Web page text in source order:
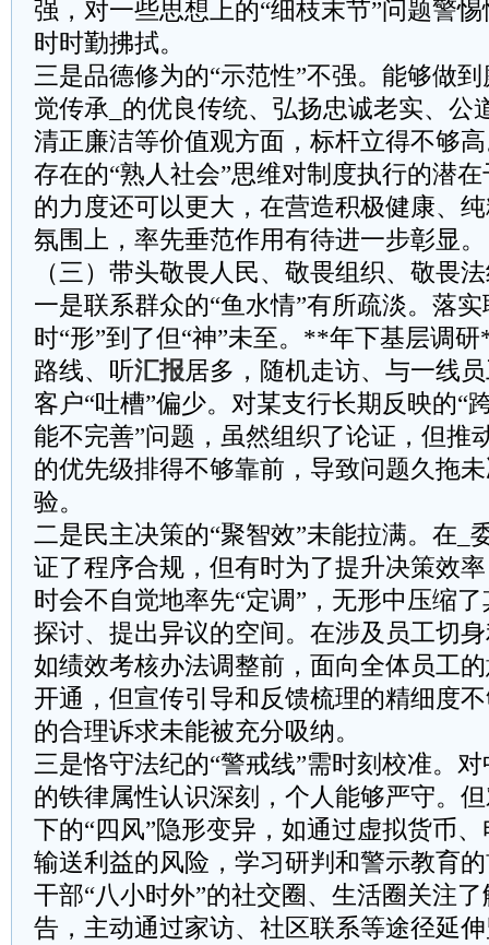
强，对一些思想上的“细枝末节”问题警
时时勤拂拭。
三是品德修为的“示范性”不强。能够做
觉传承_的优良传统、弘扬忠诚老实、公
清正廉洁等价值观方面，标杆立得不够
存在的“熟人社会”思维对制度执行的潜
的力度还可以更大，在营造积极健康、
氛围上，率先垂范作用有待进一步彰显。
（三）带头敬畏人民、敬畏组织、敬畏
一是联系群众的“鱼水情”有所疏淡。落
时“形”到了但“神”未至。**年下基层调
路线、听汇报居多，随机走访、与一线
客户“吐槽”偏少。对某支行长期反映的“
能不完善”问题，虽然组织了论证，但推
的优先级排得不够靠前，导致问题久拖
验。
二是民主决策的“聚智效”未能拉满。在_
证了程序合规，但有时为了提升决策效
时会不自觉地率先“定调”，无形中压缩
探讨、提出异议的空间。在涉及员工切
如绩效考核办法调整前，面向全体员工
开通，但宣传引导和反馈梳理的精细度
的合理诉求未能被充分吸纳。
三是恪守法纪的“警戒线”需时刻校准。
的铁律属性认识深刻，个人能够严守。
下的“四风”隐形变异，如通过虚拟货币
输送利益的风险，学习研判和警示教育
干部“八小时外”的社交圈、生活圈关注
告，主动通过家访、社区联系等途径延